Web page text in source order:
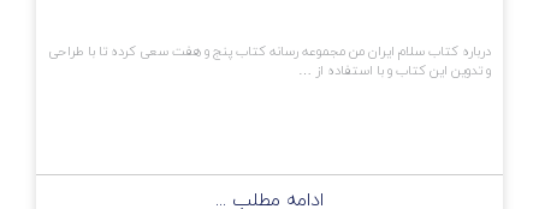
درباره کتاب سلام ایران من مجموعه رسانه کتاب پنج و هفت سعی کرده تا با طراحی
و تدوین این کتاب و با استفاده از …
ادامه مطلب ...